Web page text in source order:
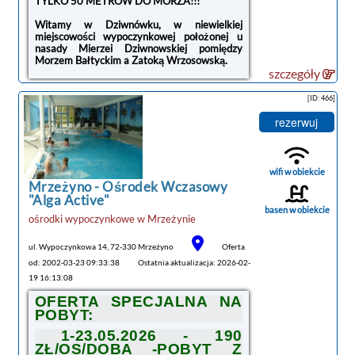
Witamy w Dziwnówku, w niewielkiej
miejscowości wypoczynkowej położonej u
nasady Mierzei Dziwnowskiej pomiędzy
Morzem Bałtyckim a Zatoką Wrzosowską.
Oddajemy do Państwa dyspozycji trzy
mieszkania/apartamenty 4-osobowe, jedno
mieszkanie/apartament 6-osobowy z
kompletnie wyposażonymi kuchniami i z TV,
dodatkowo proponujemy pokoje 2, 3 i 4-
osobowe z łazienkami oraz balkonami. Gratis,
tylko do dyspozycji naszych gości, są miejsca
parkingowe na terenie posesji, kijki do nordic
walking, a także sprzęt plażowy - leżaki i
parawany.
Serdecznie zapraszamy przez cały rok!
szczegóły
tanie noclegi
Mrzeżyno -Ośrodek Wczasowy
"Alga Active"
ośrodki wypoczynkowew Mrzeżynie
ul. Wypoczynkowa 14, 72-330 Mrzeżyno
Oferta
od: 2002-03-23 09:33:38
Ostatnia aktualizacja: 2026-02-
19 16:13:08
OFERTA SPECJALNA NA
POBYT:
1-23.05.2026 - 190
ZŁ/OS/DOBA -POBYT Z
[ID: 466]
rezerwuj
wifi w obiekcie
basen w obiekcie